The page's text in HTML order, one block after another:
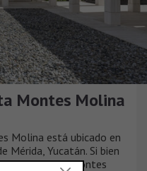
Montes Molina
Molina está ubicado en
Mérida, Yucatán. Si bien
la Quinta Montes